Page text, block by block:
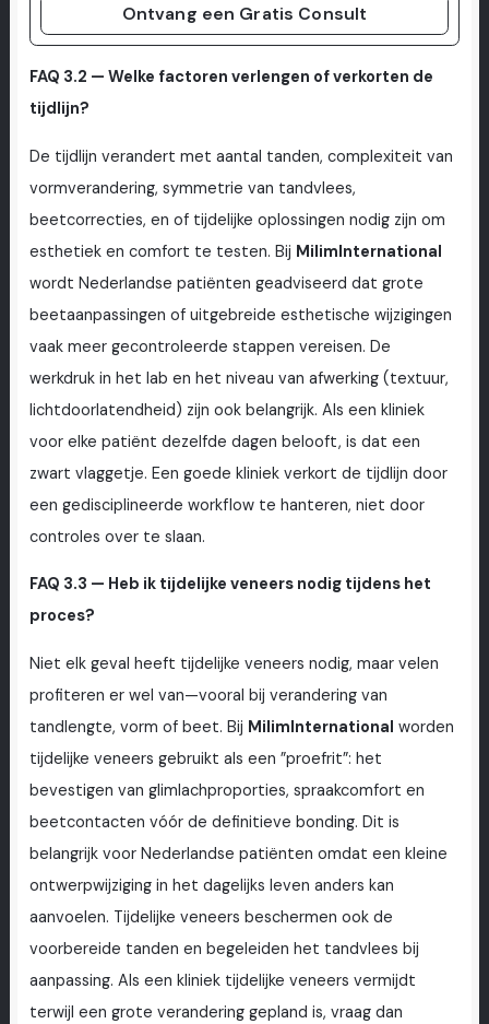
Ontvang een Gratis Consult
FAQ 3.2 — Welke factoren verlengen of verkorten de
tijdlijn?
De tijdlijn verandert met aantal tanden, complexiteit van
vormverandering, symmetrie van tandvlees,
beetcorrecties, en of tijdelijke oplossingen nodig zijn om
esthetiek en comfort te testen. Bij MilimInternational
wordt Nederlandse patiënten geadviseerd dat grote
beetaanpassingen of uitgebreide esthetische wijzigingen
vaak meer gecontroleerde stappen vereisen. De
werkdruk in het lab en het niveau van afwerking (textuur,
lichtdoorlatendheid) zijn ook belangrijk. Als een kliniek
voor elke patiënt dezelfde dagen belooft, is dat een
zwart vlaggetje. Een goede kliniek verkort de tijdlijn door
een gedisciplineerde workflow te hanteren, niet door
controles over te slaan.
FAQ 3.3 — Heb ik tijdelijke veneers nodig tijdens het
proces?
Niet elk geval heeft tijdelijke veneers nodig, maar velen
profiteren er wel van—vooral bij verandering van
tandlengte, vorm of beet. Bij MilimInternational worden
tijdelijke veneers gebruikt als een ”proefrit”: het
bevestigen van glimlachproporties, spraakcomfort en
beetcontacten vóór de definitieve bonding. Dit is
belangrijk voor Nederlandse patiënten omdat een kleine
ontwerpwijziging in het dagelijks leven anders kan
aanvoelen. Tijdelijke veneers beschermen ook de
voorbereide tanden en begeleiden het tandvlees bij
aanpassing. Als een kliniek tijdelijke veneers vermijdt
terwijl een grote verandering gepland is, vraag dan